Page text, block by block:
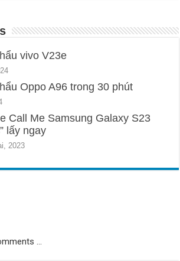
vivo V23e
Oppo A96 trong 30 phút
Call Me Samsung Galaxy S23
lấy ngay
2023
...